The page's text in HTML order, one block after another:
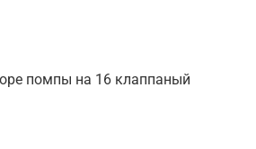
помпы на 16 клаппаный